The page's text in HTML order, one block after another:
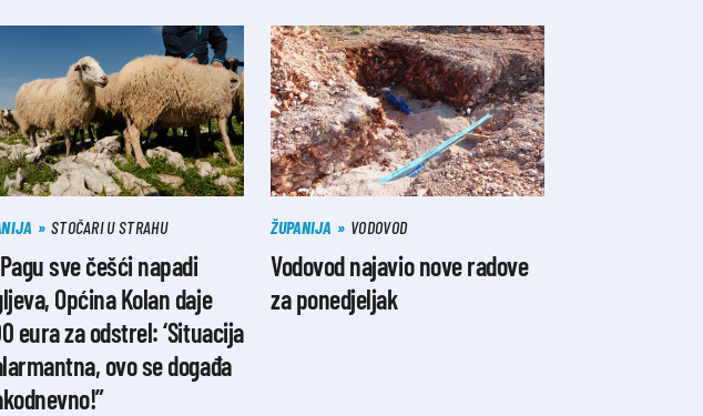
STOČARI U STRAHU
sve češći napadi
Općina Kolan daje
eura za odstrel: ‘Situacija
ovo se događa
ŽUPANIJA VODOVOD
Vodovod najavio nove radove
za ponedjeljak